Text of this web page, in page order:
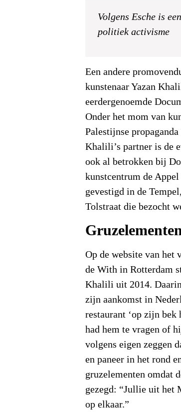
Volgens Esche is
politiek activisme
Een andere
kunstenaar Yazan
eerdergenoemde
Onder het mom van
Palestijnse
Khalili’s partner is de
ook al betrokken bij
kunstcentrum de
gevestigd in de
Tolstraat die bezocht
Op de website van het
de With in Rotterdam
Khalili uit 2014.
zijn aankomst in
restaurant ‘op zijn bek
had hem te vragen of
volgens eigen zeggen
en paneer in het rond
gruzelementen omdat
gezegd: “Jullie uit het
op elkaar.”